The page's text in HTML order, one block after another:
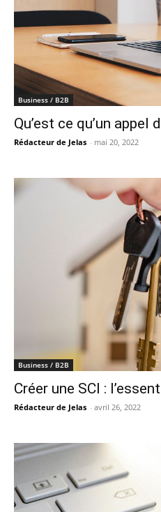
Business / B2B
Qu’est ce qu’un appel
Rédacteur de Jelas - mai 20, 2022
Business / B2B
Créer une SCI :
Rédacteur de Jelas - avril 26, 2022